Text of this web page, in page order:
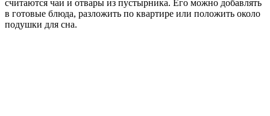
считаются чаи и отвары из пустырника. Его можно добавлять
в готовые блюда, разложить по квартире или положить около
подушки для сна.